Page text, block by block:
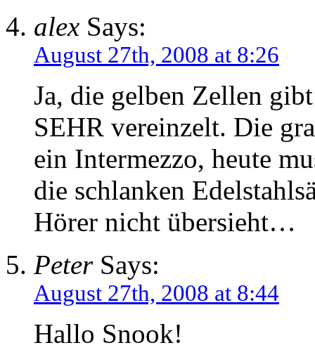
alex Says:
August 27th, 2008 at 8:26
Ja, die gelben Zellen
SEHR vereinzelt. Die
ein Intermezzo, heute
die schlanken
Hörer nicht übersieht…
PeterSays:
August 27th, 2008 at 8:44
Hallo Snook!